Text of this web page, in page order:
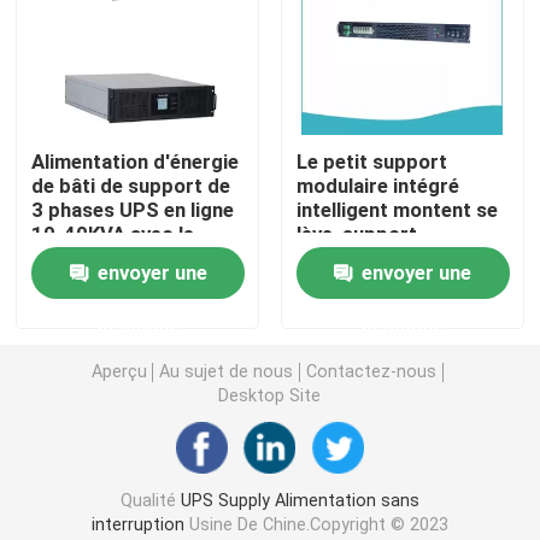
modulaire du système UPS
UPS en ligne basse fréquence
UPS en ligne à haute fréquence
se lève avec la batterie au lithium
Cabinet IP55 extérieur
Alimentation d'énergie
de bâti de support de
3 phases UPS en ligne
10-40KVA avec le
facteur de puissance
0,9
envoyer une
Le petit support
modulaire intégré
intelligent montent se
lève, support
d'alimentation
d'énergie non
interruptible montable
envoyer une
Aperçu Au sujet de nous
Contactez-nous
Desktop Site
Qualité UPS Supply Alimentation sans
interruption Usine De Chine.Copyright © 2023